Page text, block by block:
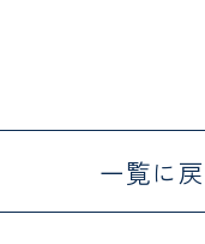
一覧に